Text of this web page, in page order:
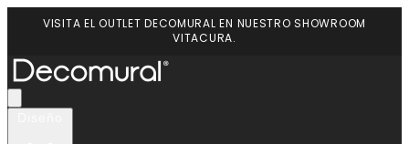
VISITA EL OUTLET DECOMURAL EN NUESTRO SHOWROOM
VITACURA.